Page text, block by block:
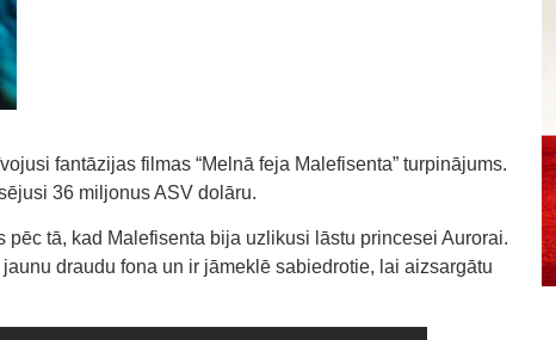
fantāzijas filmas “Melnā feja Malefisenta” turpinājums.
36 miljonus ASV dolāru.
tā, kad Malefisenta bija uzlikusi lāstu princesei Aurorai.
draudu fona un ir jāmeklē sabiedrotie, lai aizsargātu